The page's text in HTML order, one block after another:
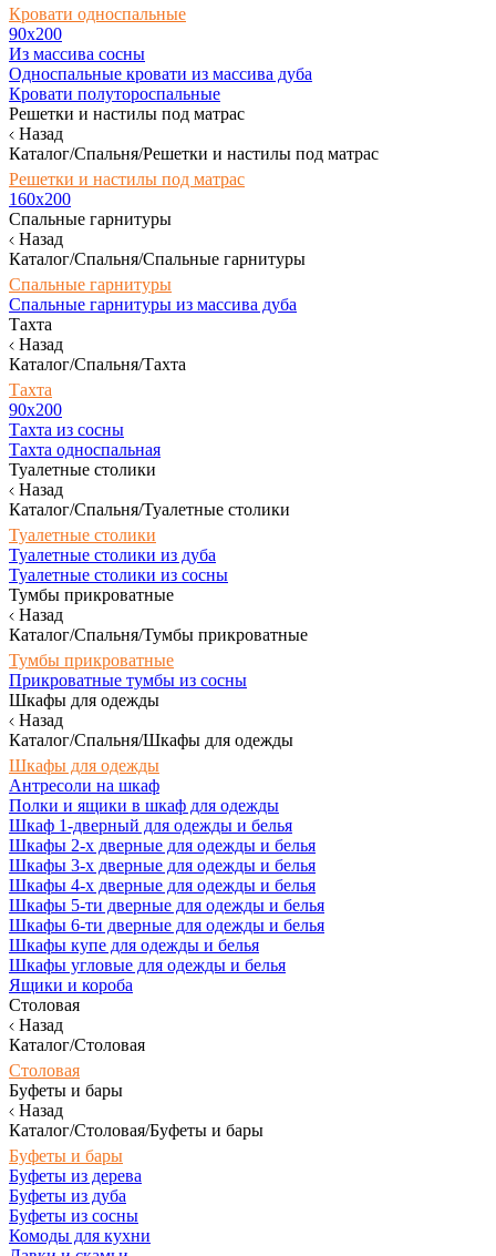
Кровати односпальные
90х200
Из массива сосны
Односпальные кровати из массива дуба
Кровати полутороспальные
Решетки и настилы под матрас
Назад
Каталог/Спальня/Решетки и настилы под матрас
Решетки и настилы под матрас
160х200
Спальные гарнитуры
Назад
Каталог/Спальня/Спальные гарнитуры
Спальные гарнитуры
Спальные гарнитуры из массива дуба
Тахта
Назад
Каталог/Спальня/Тахта
Тахта
90х200
Тахта из сосны
Тахта односпальная
Туалетные столики
Назад
Каталог/Спальня/Туалетные столики
Туалетные столики
Туалетные столики из дуба
Туалетные столики из сосны
Тумбы прикроватные
Назад
Каталог/Спальня/Тумбы прикроватные
Тумбы прикроватные
Прикроватные тумбы из сосны
Шкафы для одежды
Назад
Каталог/Спальня/Шкафы для одежды
Шкафы для одежды
Антресоли на шкаф
Полки и ящики в шкаф для одежды
Шкаф 1-дверный для одежды и белья
Шкафы 2-х дверные для одежды и белья
Шкафы 3-х дверные для одежды и белья
Шкафы 4-х дверные для одежды и белья
Шкафы 5-ти дверные для одежды и белья
Шкафы 6-ти дверные для одежды и белья
Шкафы купе для одежды и белья
Шкафы угловые для одежды и белья
Ящики и короба
Столовая
Назад
Каталог/Столовая
Столовая
Буфеты и бары
Назад
Каталог/Столовая/Буфеты и бары
Буфеты и бары
Буфеты из дерева
Буфеты из дуба
Буфеты из сосны
Комоды для кухни